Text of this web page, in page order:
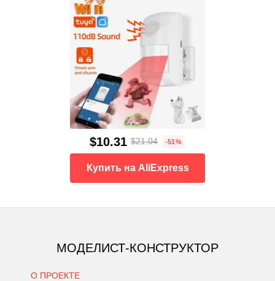
$10.31 $21.04 -51%
Купить на AliExpress
МОДЕЛИСТ-КОНСТРУКТОР
О ПРОЕКТЕ